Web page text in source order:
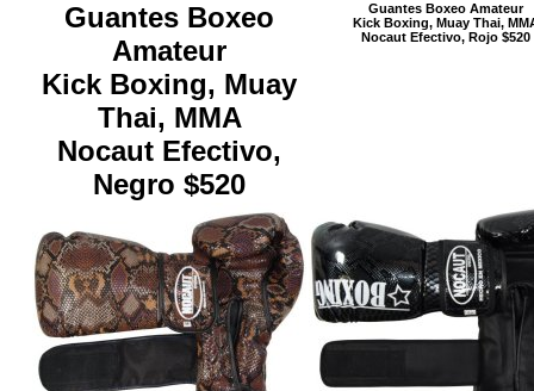
Guantes Boxeo
Amateur
Kick Boxing, Muay
Thai, MMA
Nocaut Efectivo,
Negro $520
Guantes Boxeo Amateur
Kick Boxing, Muay Thai,
Nocaut Efectivo, Rojo $520